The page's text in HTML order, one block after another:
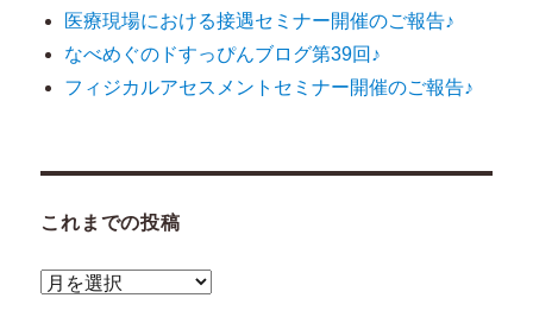
医療現場における接遇セミナー開催のご報告♪
なべめぐのドすっぴんブログ第39回♪
フィジカルアセスメントセミナー開催のご報告♪
これまでの投稿
こ